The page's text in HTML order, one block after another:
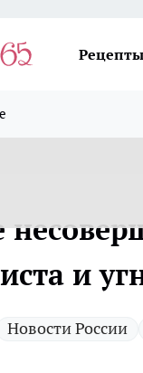
Рецепты
и
Новости России